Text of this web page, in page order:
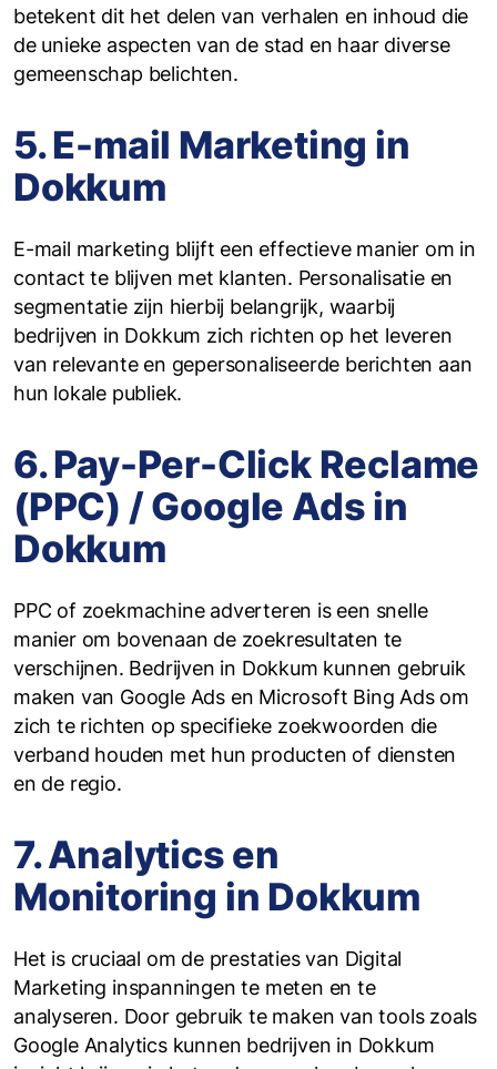
betekent dit het delen van verhalen en inhoud die
de unieke aspecten van de stad en haar diverse
gemeenschap belichten.
5. E-mail Marketing in
Dokkum
E-mail marketing blijft een effectieve manier om in
contact te blijven met klanten. Personalisatie en
segmentatie zijn hierbij belangrijk, waarbij
bedrijven in Dokkum zich richten op het leveren
van relevante en gepersonaliseerde berichten aan
hun lokale publiek.
6. Pay-Per-Click Reclame
(PPC) / Google Ads in
Dokkum
PPC of zoekmachine adverteren is een snelle
manier om bovenaan de zoekresultaten te
verschijnen. Bedrijven in Dokkum kunnen gebruik
maken van Google Ads en Microsoft Bing Ads om
zich te richten op specifieke zoekwoorden die
verband houden met hun producten of diensten
en de regio.
7. Analytics en
Monitoring in Dokkum
Het is cruciaal om de prestaties van Digital
Marketing inspanningen te meten en te
analyseren. Door gebruik te maken van tools zoals
Google Analytics kunnen bedrijven in Dokkum